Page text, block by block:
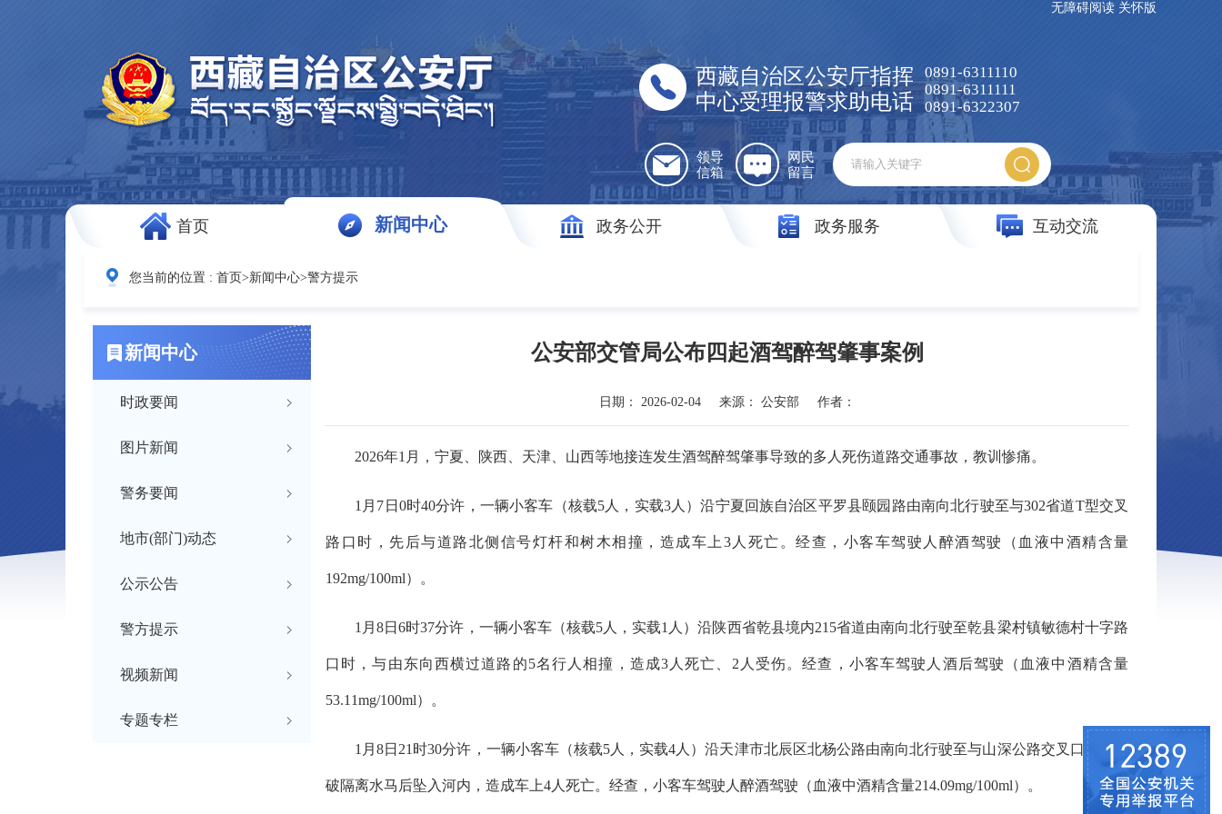
无障碍阅读 关怀版
西藏自治区公安厅指挥
中心受理报警求助电话
0891-6311110
0891-6311111
0891-6322307
领导
信箱
网民
留言
首页 新闻中心 政务公开 政务服务 互动交流
您当前的位置 : 首页>新闻中心>警方提示
新闻中心
时政要闻
图片新闻
警务要闻
地市(部门)动态
公示公告
警方提示
视频新闻
专题专栏
公安部交管局公布四起酒驾醉驾肇事案例
日期： 2026-02-04 来源： 公安部 作者：
2026年1月，宁夏、陕西、天津、山西等地接连发生酒驾醉驾肇事导致的多人死伤道路交通事故，教训惨痛。
1月7日0时40分许，一辆小客车（核载5人，实载3人）沿宁夏回族自治区平罗县颐园路由南向北行驶至与302省道T型交叉
路口时，先后与道路北侧信号灯杆和树木相撞，造成车上3人死亡。经查，小客车驾驶人醉酒驾驶（血液中酒精含量
192mg/100ml）。
1月8日6时37分许，一辆小客车（核载5人，实载1人）沿陕西省乾县境内215省道由南向北行驶至乾县梁村镇敏德村十字路
口时，与由东向西横过道路的5名行人相撞，造成3人死亡、2人受伤。经查，小客车驾驶人酒后驾驶（血液中酒精含量
53.11mg/100ml）。
1月8日21时30分许，一辆小客车（核载5人，实载4人）沿天津市北辰区北杨公路由南向北行驶至与山深公路交叉口时，冲
破隔离水马后坠入河内，造成车上4人死亡。经查，小客车驾驶人醉酒驾驶（血液中酒精含量214.09mg/100ml）。